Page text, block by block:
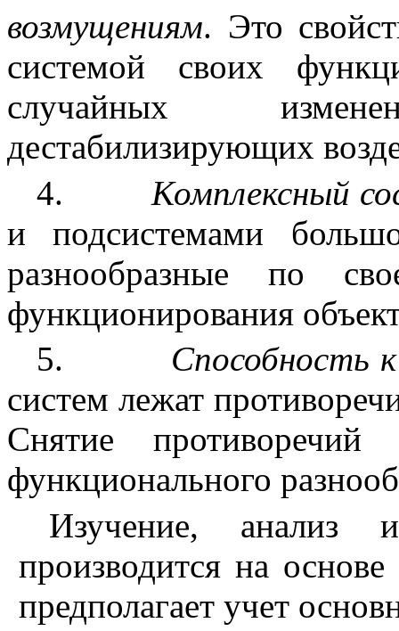
возмущениям. Это
системой своих
случайных
дестабилизирующих
4.
Комплексный
и подсистемами
разнообразные по
функционирования
5.
Способность
систем лежат
Снятие
функционального
Изучение, анализ
производится на основе
предполагает учет